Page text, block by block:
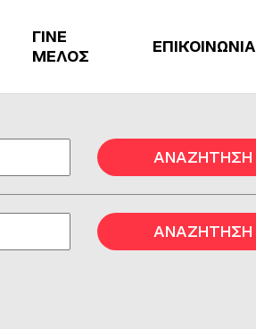
ΓΙΝΕ
ΜΕΛΟΣ
ΕΠΙΚΟΙΝΩΝΙΑ